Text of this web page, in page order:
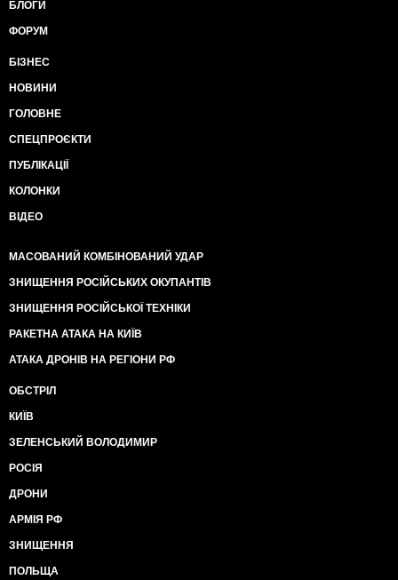
БЛОГИ
ФОРУМ
БІЗНЕС
НОВИНИ
ГОЛОВНЕ
СПЕЦПРОЄКТИ
ПУБЛІКАЦІЇ
КОЛОНКИ
ВІДЕО
МАСОВАНИЙ КОМБІНОВАНИЙ УДАР
ЗНИЩЕННЯ РОСІЙСЬКИХ ОКУПАНТІВ
ЗНИЩЕННЯ РОСІЙСЬКОЇ ТЕХНІКИ
РАКЕТНА АТАКА НА КИЇВ
АТАКА ДРОНІВ НА РЕГІОНИ РФ
ОБСТРІЛ
КИЇВ
ЗЕЛЕНСЬКИЙ ВОЛОДИМИР
РОСІЯ
ДРОНИ
АРМІЯ РФ
ЗНИЩЕННЯ
ПОЛЬЩА